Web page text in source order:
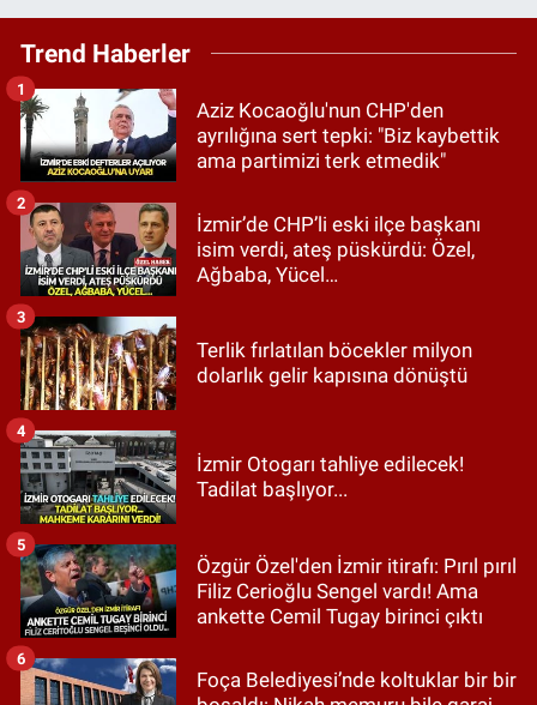
Trend Haberler
Aziz Kocaoğlu'nun CHP'den
ayrılığına sert tepki: "Biz kaybettik
ama partimizi terk etmedik"
1
İzmir’de CHP’li eski ilçe başkanı
isim verdi, ateş püskürdü: Özel,
Ağbaba, Yücel…
2
Terlik fırlatılan böcekler milyon
dolarlık gelir kapısına dönüştü
3
İzmir Otogarı tahliye edilecek!
Tadilat başlıyor...
4
Özgür Özel'den İzmir itirafı: Pırıl pırıl
Filiz Cerioğlu Sengel vardı! Ama
ankette Cemil Tugay birinci çıktı
5
Foça Belediyesi’nde koltuklar bir bir
6